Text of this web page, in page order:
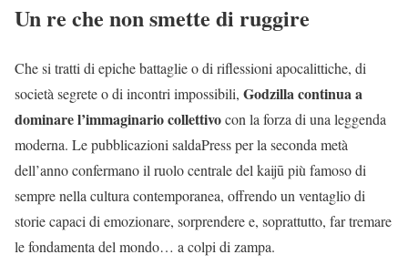
Un re che non smette di ruggire
Che si tratti di epiche battaglie o di riflessioni apocalittiche, di
società segrete o di incontri impossibili, Godzilla continua a
dominare l’immaginario collettivocon la forza di una leggenda
moderna. Le pubblicazioni saldaPress per la seconda metà
dell’anno confermano il ruolo centrale del kaijū più famoso di
sempre nella cultura contemporanea, offrendo un ventaglio di
storie capaci di emozionare, sorprendere e, soprattutto, far tremare
le fondamenta del mondo… a colpi di zampa.